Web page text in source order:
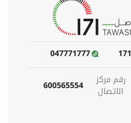
171
047771777
رقم مركز
الاتصال 600565554